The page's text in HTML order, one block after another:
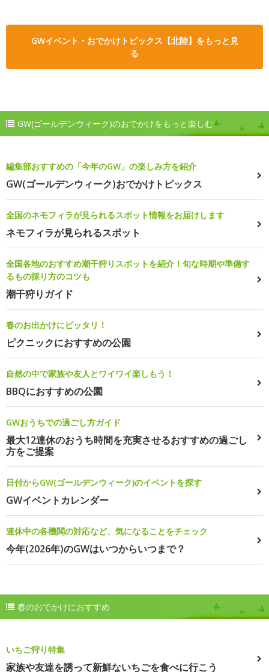
GWイベント・おでかけトピックス【北陸】をもっと見
る
GW(ゴールデンウィーク)のおでかけをもっと楽しむ
編集部おすすめの「今年のGW」の楽しみ方を紹介
GW(ゴールデンウィーク)おでかけトピックス
全国のネモフィラが見られるスポット情報をお届けします
ネモフィラが見られるスポット
全国各地のおすすめ潮干狩りスポットを紹介！旬な時期や準備す
るもの採り方のコツも
潮干狩りガイド
春のお出かけにピッタリ！
ピクニックにおすすめの公園
自然の中で家族や友人とワイワイ楽しもう！
BBQにおすすめの公園
GWおうちでの過ごし方ガイド
最大12連休のおうち時間を充実させるおすすめの過ごし
方をご提案
日付からGW(ゴールデンウィーク)のイベントを探す
GWイベントカレンダー
連休中の各機関の対応など、気になることをチェック
今年(2026年)のGWはいつからいつまで？
春のおでかけにおすすめ
いちご狩り特集
家族や友達を誘って新鮮ないちごを食べに行こう